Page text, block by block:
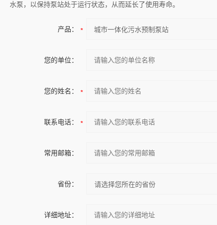
水泵，以保持泵站处于运行状态，从而延长了使用寿命。
产品：
您的单位：
您的姓名：
联系电话：
常用邮箱：
省份：
详细地址：